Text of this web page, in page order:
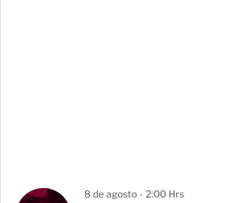
8 de agosto - 2:00 Hrs